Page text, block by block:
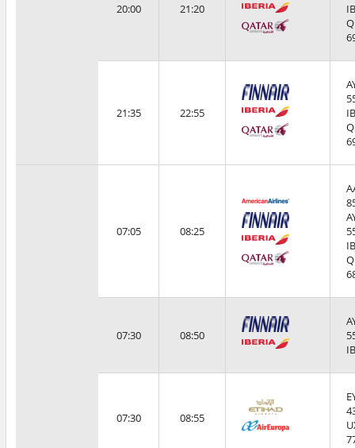
20:00 21:20
21:35 22:55
07:05 08:25
07:30 08:50
07:30 08:55